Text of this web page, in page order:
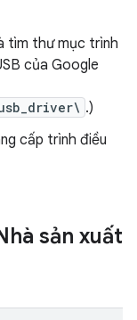
tìm thư mục trình
của Google
.)
cấp trình điều
sản xuất